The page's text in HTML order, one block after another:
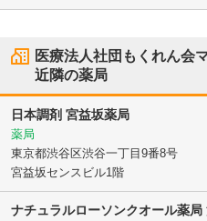
医療法人社団もくれん会
近隣の薬局
日本調剤 宮益坂薬局
薬局
東京都渋谷区渋谷一丁目9番8号
宮益坂センスビル1階
ナチュラルローソンクオール薬局